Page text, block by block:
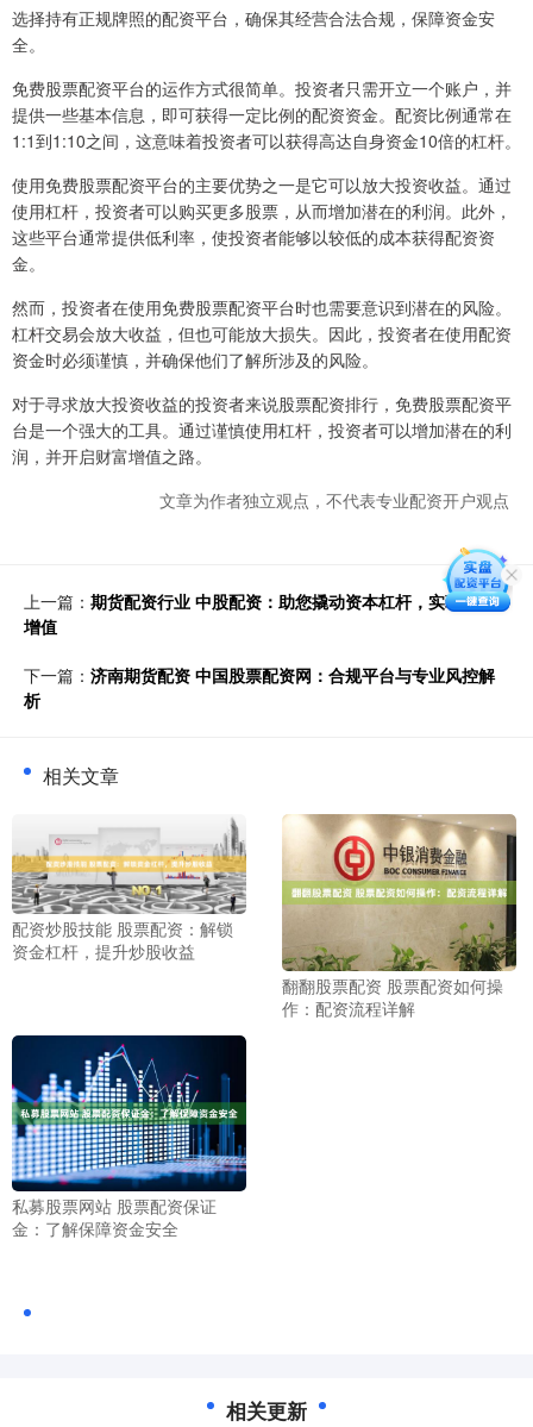
选择持有正规牌照的配资平台，确保其经营合法合规，保障资金安
全。
免费股票配资平台的运作方式很简单。投资者只需开立一个账户，并
提供一些基本信息，即可获得一定比例的配资资金。配资比例通常在
1:1到1:10之间，这意味着投资者可以获得高达自身资金10倍的杠杆。
使用免费股票配资平台的主要优势之一是它可以放大投资收益。通过
使用杠杆，投资者可以购买更多股票，从而增加潜在的利润。此外，
这些平台通常提供低利率，使投资者能够以较低的成本获得配资资
金。
然而，投资者在使用免费股票配资平台时也需要意识到潜在的风险。
杠杆交易会放大收益，但也可能放大损失。因此，投资者在使用配资
资金时必须谨慎，并确保他们了解所涉及的风险。
对于寻求放大投资收益的投资者来说股票配资排行，免费股票配资平
台是一个强大的工具。通过谨慎使用杠杆，投资者可以增加潜在的利
润，并开启财富增值之路。
文章为作者独立观点，不代表专业配资开户观点
上一篇： 期货配资行业 中股配资：助您撬动资本杠杆，实现财富
增值
下一篇： 济南期货配资 中国股票配资网：合规平台与专业风控解
析
相关文章
配资炒股技能 股票配资：解锁
资金杠杆，提升炒股收益
翻翻股票配资 股票配资如何操
作：配资流程详解
私募股票网站 股票配资保证
金：了解保障资金安全
相关更新